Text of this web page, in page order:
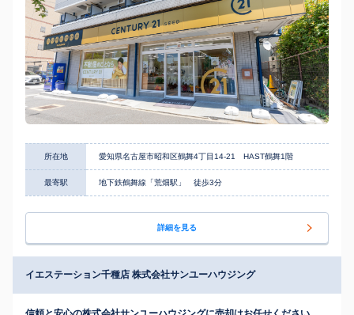
所在地 愛知県名古屋市昭和区鶴舞4丁目14-21 HAST鶴舞1階
最寄駅 地下鉄鶴舞線「荒畑駅」 徒歩3分
詳細を見る
イエステーション千種店 株式会社サンユーハウジング